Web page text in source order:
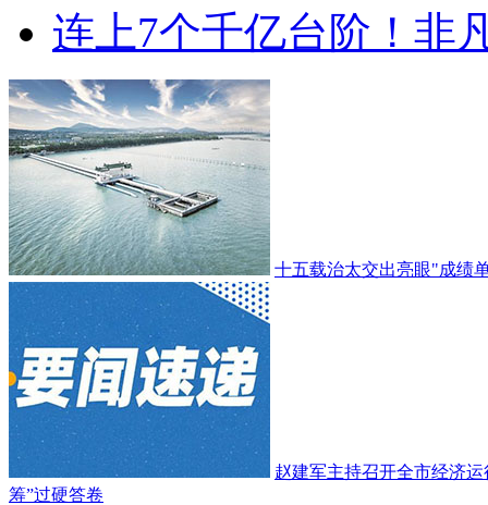
连上7个千亿台阶！非
十五载治太交出亮眼"成绩
赵建军主持召开全市经济
筹”过硬答卷